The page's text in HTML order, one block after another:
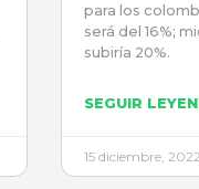
para los
será del 16%;
subiría 20%.
SEGUIR
15 diciembre, 2022